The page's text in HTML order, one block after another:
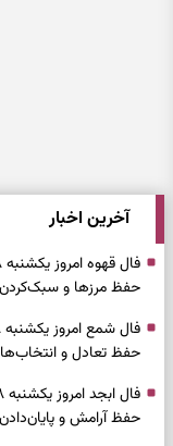
آخرین اخبار
حفظ مرزها و
حفظ تعادل و
حفظ آرامش و پایان‌دادن